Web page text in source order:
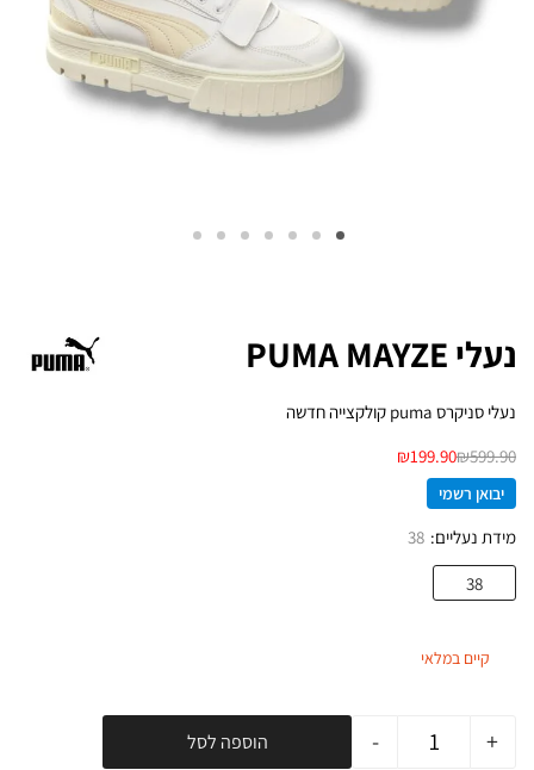
נעלי PUMA MAYZE
נעלי סניקרס puma קולקצייה חדשה
₪599.90
₪199.90
יבואן רשמי
מידת נעליים 38
38
קיים במלאי
- + הוספה לסל